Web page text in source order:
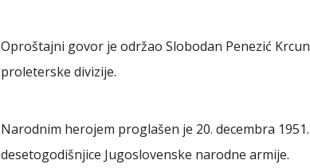
Oproštajni govor je održao Slobodan Penezić
proleterske divizije.
Narodnim herojem proglašen je 20. decembra
desetogodišnjice Jugoslovenske narodne armije.